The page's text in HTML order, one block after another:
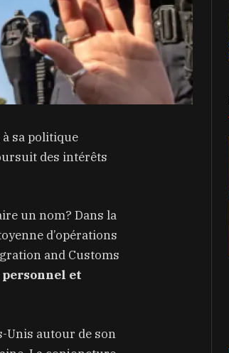
sa politique
des intérêts
un nom? Dans la
d’opérations
and Customs
et
Unis autour de son